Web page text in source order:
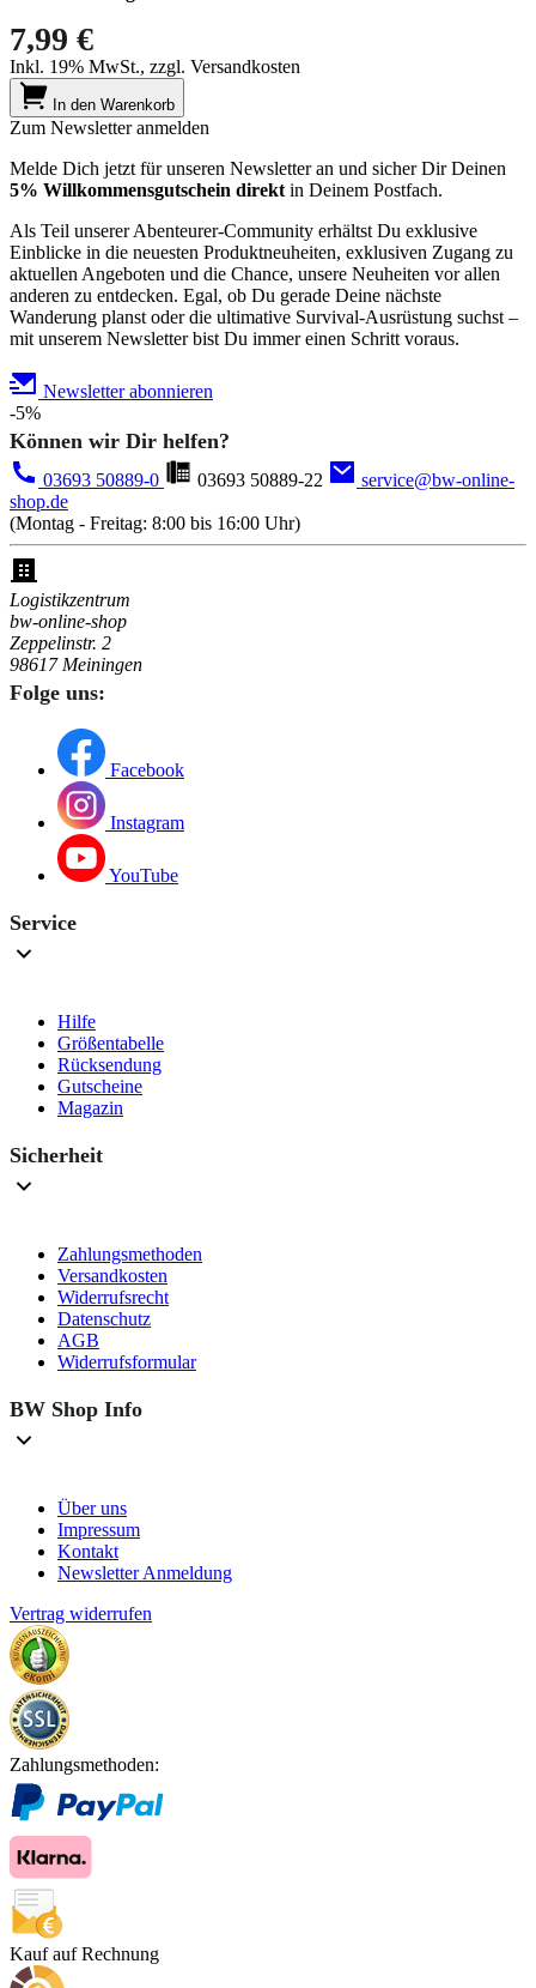
7,99 €
Inkl. 19% MwSt., zzgl. Versandkosten
In den Warenkorb
Zum Newsletter anmelden
Melde Dich jetzt für unseren Newsletter an und sicher Dir Deinen
5% Willkommensgutschein direkt in Deinem Postfach.
Als Teil unserer Abenteurer-Community erhältst Du exklusive
Einblicke in die neuesten Produktneuheiten, exklusiven Zugang zu
aktuellen Angeboten und die Chance, unsere Neuheiten vor allen
anderen zu entdecken. Egal, ob Du gerade Deine nächste
Wanderung planst oder die ultimative Survival-Ausrüstung suchst –
mit unserem Newsletter bist Du immer einen Schritt voraus.
Newsletter abonnieren
-5%
Können wir Dir helfen?
03693 50889-0 03693 50889-22
service@bw-online-
shop.de
(Montag - Freitag: 8:00 bis 16:00 Uhr)
Logistikzentrum
bw-online-shop
Zeppelinstr. 2
98617 Meiningen
Folge uns:
Facebook
Instagram
YouTube
Service
Hilfe
Größentabelle
Rücksendung
Gutscheine
Magazin
Sicherheit
Zahlungsmethoden
Versandkosten
Widerrufsrecht
Datenschutz
AGB
Widerrufsformular
BW Shop Info
Über uns
Impressum
Kontakt
Newsletter Anmeldung
Vertrag widerrufen
Zahlungsmethoden:
Kauf auf Rechnung